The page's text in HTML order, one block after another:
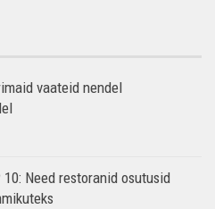
vaateid nendel
Need restoranid osutusid